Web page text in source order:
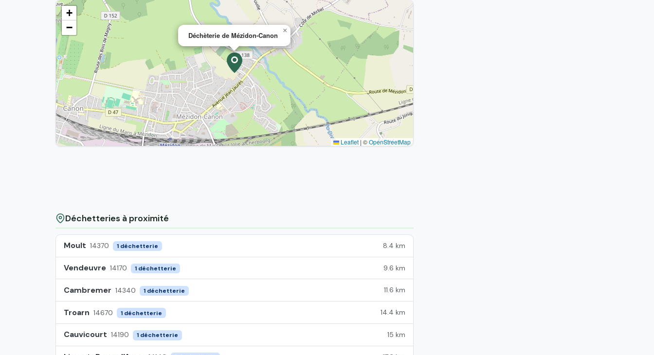
Déchèterie de Mézidon-Canon
×
+
−
Leaflet | ©OpenStreetMap
Déchetteries à proximité
Moult 14370 1 déchetterie 8.4 km
Vendeuvre 14170 1 déchetterie 9.6 km
Cambremer 14340 1 déchetterie 11.6 km
Troarn 14670 1 déchetterie 14.4 km
Cauvicourt 14190 1 déchetterie 15 km